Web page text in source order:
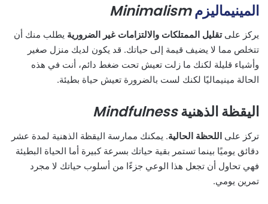
المينيماليزمMinimalism
يركز علىتقليل الممتلكات والالتزامات غير الضرورية يطلب منك أن
تتخلص مما لا يضيف قيمة إلى حياتك. قد يكون لديك منزل صغير
وأشياء قليلة لكنك ما زلت تعيش تحت ضغط دائم، أنت في هذه
الحالة مينيماليًا لكنك لست بالضرورة تعيش حياة بطيئة.
اليقظة الذهنيةMindfulness
تركز على اللحظة الحالية. يمكنك ممارسة اليقظة الذهنية لمدة عشر
دقائق يوميًا بينما تستمر بقية حياتك بسرعة كبيرة أما الحياة البطيئة
فهي تحاول أن تجعل هذا الوعي جزءًا من أسلوب حياتك لا مجرد
تمرين يومي.